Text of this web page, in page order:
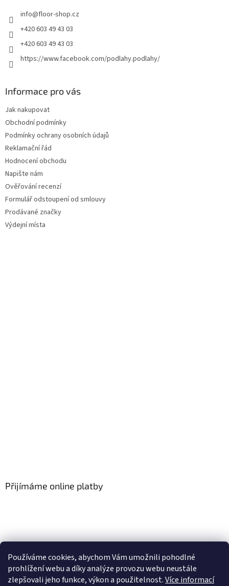
Používáme cookies, abychom Vám umožnili pohodlné
prohlížení webu a díky analýze provozu webu neustále
zlepšovali jeho funkce, výkon a použitelnost.Více informací
info@floor-shop.cz
+420 603 49 43 03
+420 603 49 43 03
https://www.facebook.com/podlahy.podlahy/
Informace pro vás
Jak nakupovat
Obchodní podmínky
Podmínky ochrany osobních údajů
Reklamační řád
Hodnocení obchodu
Napište nám
Ověřování recenzí
Formulář odstoupení od smlouvy
Prodávané značky
Výdejní místa
Přijímáme online platby